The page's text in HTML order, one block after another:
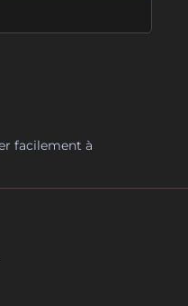
facilement à